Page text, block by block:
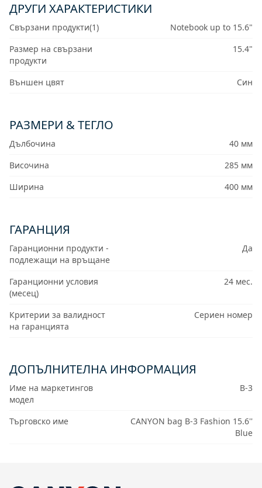
ДРУГИ ХАРАКТЕРИСТИКИ
Свързани продукти(1)
Notebook up to 15.6"
Размер на свързани
продукти
15.4"
Външен цвят Син
РАЗМЕРИ & ТЕГЛО
Дълбочина
40 мм
Височина
285 мм
Ширина
400 мм
ГАРАНЦИЯ
Гаранционни продукти -
подлежащи на връщане
Да
Гаранционни условия
(месец)
24 мес.
Критерии за валидност
на гаранцията
Сериен номер
ДОПЪЛНИТЕЛНА ИНФОРМАЦИЯ
Име на маркетингов
модел
B-3
Търговско име
CANYON bag B-3 Fashion 15.6''
Blue